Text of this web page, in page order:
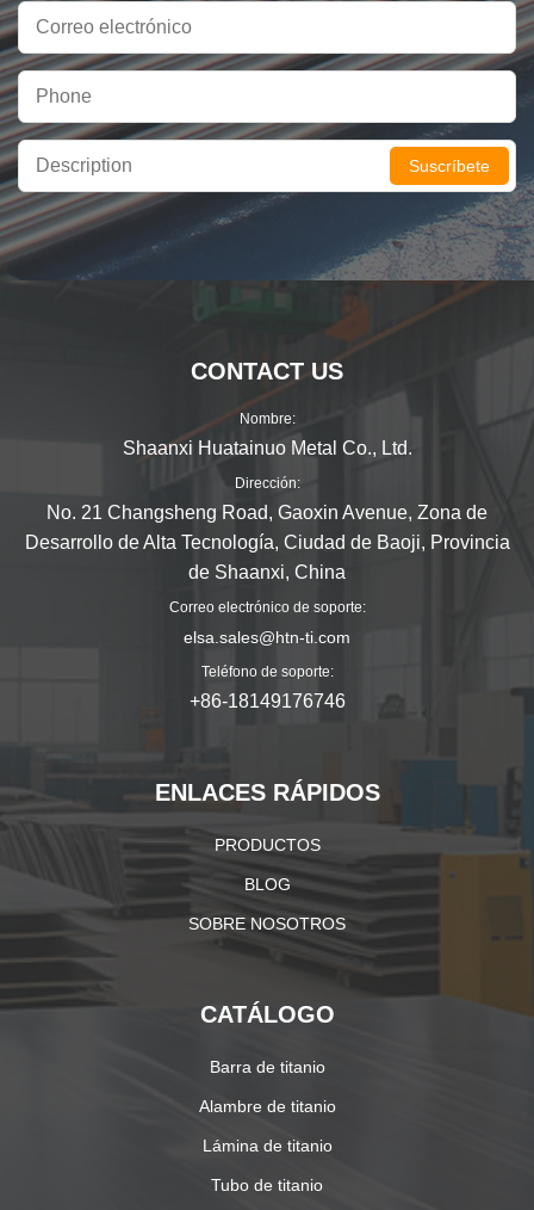
Suscríbete
CONTACT US
Nombre:
Shaanxi Huatainuo Metal Co., Ltd.
Dirección:
No. 21 Changsheng Road, Gaoxin Avenue, Zona de
Desarrollo de Alta Tecnología, Ciudad de Baoji, Provincia
de Shaanxi, China
Correo electrónico de soporte:
elsa.sales@htn-ti.com
Teléfono de soporte:
+86-18149176746
ENLACES RÁPIDOS
PRODUCTOS
BLOG
SOBRE NOSOTROS
CATÁLOGO
Barra de titanio
Alambre de titanio
Lámina de titanio
Tubo de titanio